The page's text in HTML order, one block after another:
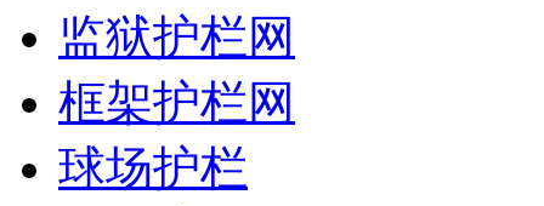
监狱护栏网
框架护栏网
球场护栏